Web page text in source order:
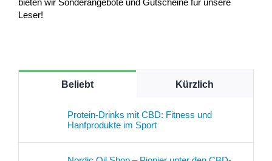
bieten wir Sonderangebote und Gutscheine für unsere
Leser!
Beliebt Kürzlich
Protein-Drinks mit CBD: Fitness und
Hanfprodukte im Sport